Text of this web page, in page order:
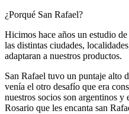
¿Porqué San Rafael?
Hicimos hace años un estudio
las distintas ciudades,
adaptaran a nuestros productos.
San Rafael tuvo un puntaje alto
venía el otro desafío que era
nuestros socios son argentinos y
Rosario que les encanta san